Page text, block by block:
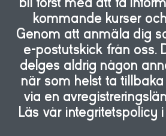
kommande kurser
Genom att anmäla dig
e-postutskick från oss.
delges aldrig någon
när som helst ta
via en
Läs vår integritetspolicy